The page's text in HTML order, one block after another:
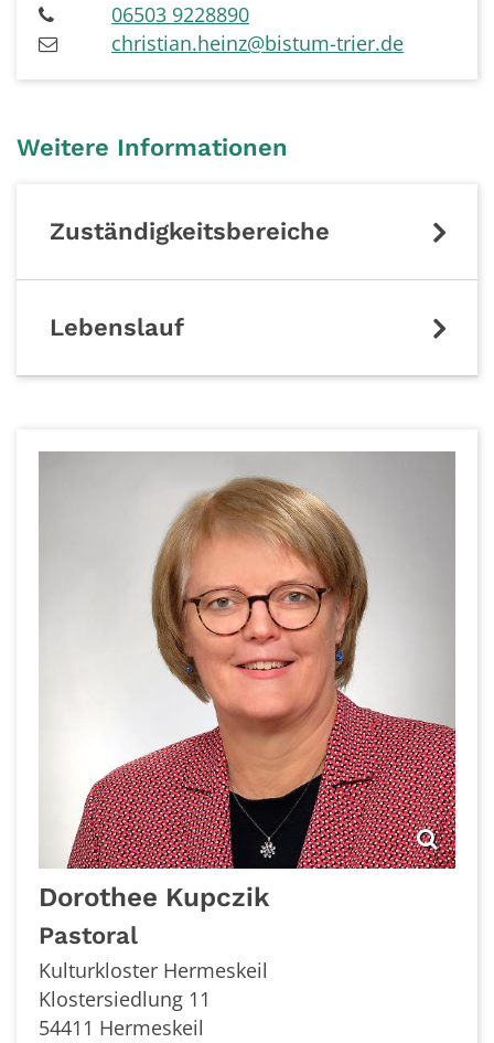
06503 9228890
christian.heinz@bistum-trier.de
Weitere Informationen
Zuständigkeitsbereiche
Lebenslauf
Dorothee Kupczik
Pastoral
Kulturkloster Hermeskeil
Klostersiedlung 11
54411 Hermeskeil